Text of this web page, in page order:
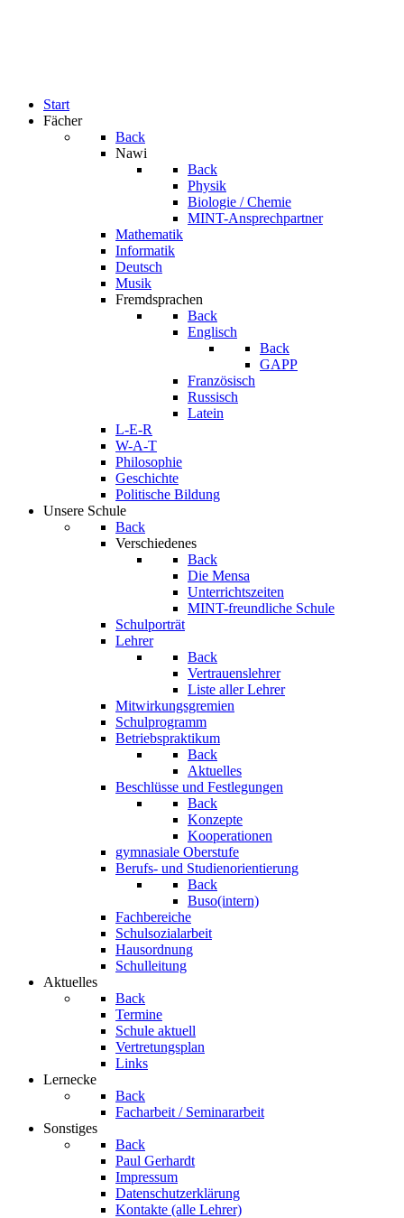
Start
Fächer
Back
Nawi
Back
Physik
Biologie / Chemie
MINT-Ansprechpartner
Mathematik
Informatik
Deutsch
Musik
Fremdsprachen
Back
Englisch
Back
GAPP
Französisch
Russisch
Latein
L-E-R
W-A-T
Philosophie
Geschichte
Politische Bildung
Unsere Schule
Back
Verschiedenes
Back
Die Mensa
Unterrichtszeiten
MINT-freundliche Schule
Schulporträt
Lehrer
Back
Vertrauenslehrer
Liste aller Lehrer
Mitwirkungsgremien
Schulprogramm
Betriebspraktikum
Back
Aktuelles
Beschlüsse und Festlegungen
Back
Konzepte
Kooperationen
gymnasiale Oberstufe
Berufs- und Studienorientierung
Back
Buso(intern)
Fachbereiche
Schulsozialarbeit
Hausordnung
Schulleitung
Aktuelles
Back
Termine
Schule aktuell
Vertretungsplan
Links
Lernecke
Back
Facharbeit / Seminararbeit
Sonstiges
Back
Paul Gerhardt
Impressum
Datenschutzerklärung
Kontakte (alle Lehrer)